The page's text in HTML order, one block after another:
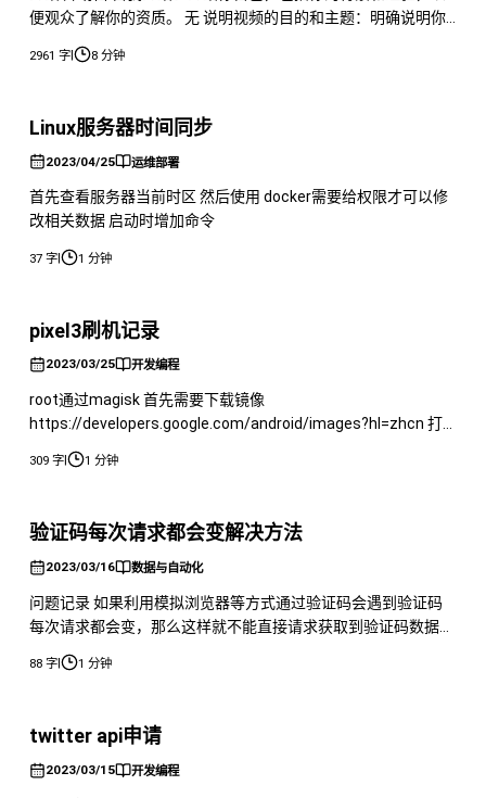
便观众了解你的资质。 无 说明视频的目的和主题：明确说明你
器人。 为知识付费值得，但是为免费的知识付费就不值得了 当
韭菜，从我做起 割其实我不反对，我也想。但是好多大佬都把
小白当
2961 字| 8 分钟
Linux服务器时间同步
2023/04/25 运维部署
首先查看服务器当前时区 然后使用 docker需要给权限才可以修
改相关数据 启动时增加命令
37 字| 1 分钟
pixel3刷机记录
2023/03/25 开发编程
root通过magisk 首先需要下载镜像
https://developers.google.com/android/images?hl=zhcn 打
开开发者模式，狂戳Setting Build number，打开USB调试，
Setting System Developer Options打开Usb debugging，勾选
309 字| 1 分钟
验证码每次请求都会变解决方法
2023/03/16 数据与自动化
问题记录 如果利用模拟浏览器等方式通过验证码会遇到验证码
每次请求都会变，那么这样就不能直接请求获取到验证码数据
了。 所以这里其实直接通过js下载图片就行了。 这里的
base64String就是当前验证码的base64地址了
88 字| 1 分钟
twitter api申请
2023/03/15 开发编程